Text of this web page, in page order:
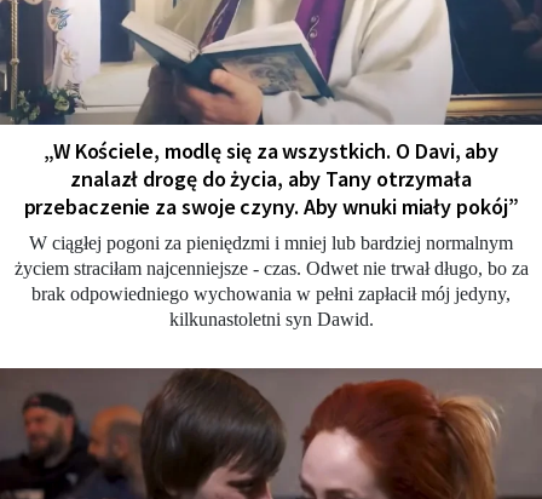
„W Kościele, modlę się za wszystkich. O Davi, aby
znalazł drogę do życia, aby Tany otrzymała
przebaczenie za swoje czyny. Aby wnuki miały pokój”
W ciągłej pogoni za pieniędzmi i mniej lub bardziej normalnym
życiem straciłam najcenniejsze - czas. Odwet nie trwał długo, bo za
brak odpowiedniego wychowania w pełni zapłacił mój jedyny,
kilkunastoletni syn Dawid.